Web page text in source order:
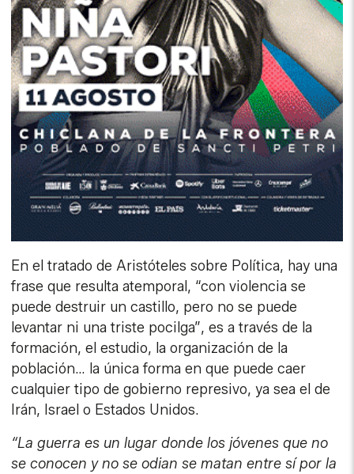
En el tratado de Aristóteles sobre Política, hay una
frase que resulta atemporal, “con violencia se
puede destruir un castillo, pero no se puede
levantar ni una triste pocilga”, es a través de la
formación, el estudio, la organización de la
población… la única forma en que puede caer
cualquier tipo de gobierno represivo, ya sea el de
Irán, Israel o Estados Unidos.
“La guerra es un lugar donde los jóvenes que no
se conocen y no se odian se matan entre sí por la